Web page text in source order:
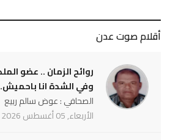
أقلام صوت عدن
وفي الشدة انا باحميش.
الصحافي : عوض سالم ربيع
الأربعاء, 05 أغسطس 2026 - 10:03 م